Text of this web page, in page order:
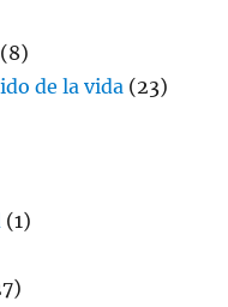
(8)
de la vida (23)
(1)